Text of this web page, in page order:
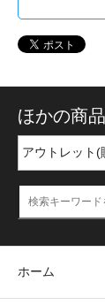
ほかの商
ホーム